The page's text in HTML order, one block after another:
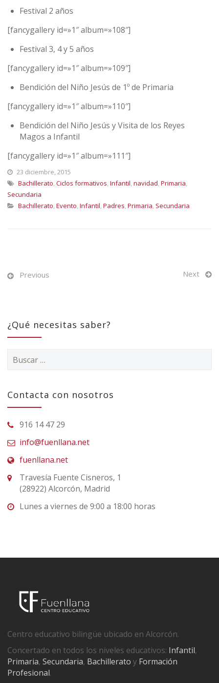
Festival 2 años
[fancygallery id=»1″ album=»108″]
Festival 3, 4 y 5 años
[fancygallery id=»1″ album=»109″]
Bendición del Niño Jesús de 1º de Primaria
[fancygallery id=»1″ album=»110″]
Bendición del Niño Jesús y Visita de los Reyes
Magos a Infantil
[fancygallery id=»1″ album=»111″]
23 diciembre, 2015
Bachillerato, Ciclos formativos, Infantil, navidad, Primaria,
Secundaria
Bachillerato, Evento, Infantil, Padres, Primaria, Secundaria
Previous Next
¿Qué necesitas saber?
Contacta con nosotros
916 14 47 29
info@fuenllana.net
fuenllana.net
Travesía Fuente Cisneros, 1
(28922) Alcorcón, Madrid
Lunes a viernes de 9:00 a 18:00 horas
Centro educativo bilingüe ubicado en Alcorcón.
Concertado en todos los niveles educativos: Infantil,
Primaria, Secundaria, Bachillerato y Formación
Profesional.